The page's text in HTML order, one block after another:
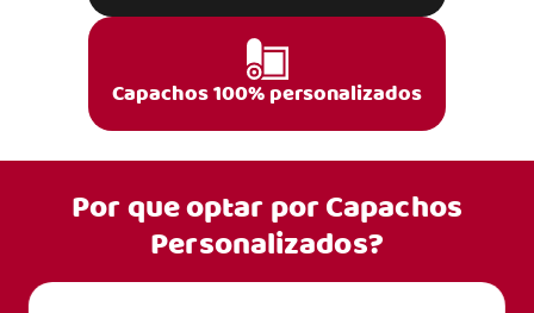
Capachos 100% personalizados
Por que optar porCapachos
Personalizados?